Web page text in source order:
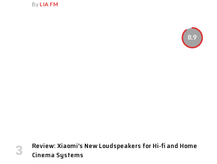
ByLIA FM
8.9
Review: Xiaomi’s New Loudspeakers for Hi-fi and Home
Cinema Systems